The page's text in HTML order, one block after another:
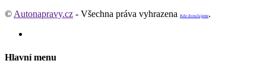
© Autonapravy.cz - Všechna práva vyhrazena Kde doručujeme.
Hlavní menu